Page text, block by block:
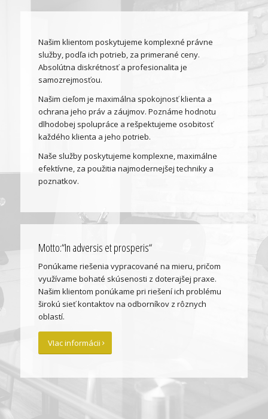
Našim klientom poskytujeme komplexné právne
služby, podľa ich potrieb, za primerané ceny.
Absolútna diskrétnosť a profesionalita je
samozrejmosťou.
Našim cieľom je maximálna spokojnosť klienta a
ochrana jeho práv a záujmov. Poznáme hodnotu
dlhodobej spolupráce a rešpektujeme osobitosť
každého klienta a jeho potrieb.
Naše služby poskytujeme komplexne, maximálne
efektívne, za použitia najmodernejšej techniky a
poznatkov.
Motto:“In adversis et prosperis“
Ponúkame riešenia vypracované na mieru, pričom
využívame bohaté skúsenosti z doterajšej praxe.
Našim klientom ponúkame pri riešení ich problému
širokú sieť kontaktov na odborníkov z rôznych
oblastí.
VIac informácii